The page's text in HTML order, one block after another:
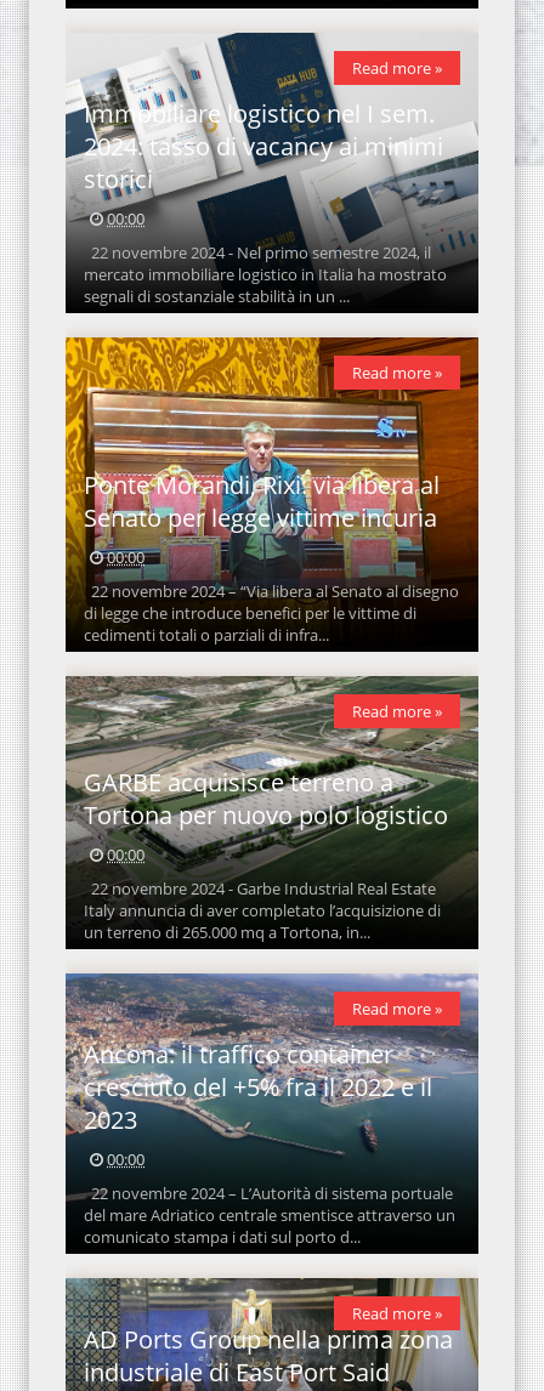
Immobiliare logistico nel I sem.
2024: tasso di vacancy ai minimi
storici
00:00
22 novembre 2024 - Nel primo semestre 2024, il
mercato immobiliare logistico in Italia ha mostrato
segnali di sostanziale stabilità in un ...
Read more »
Ponte Morandi, Rixi: via libera al
Senato per legge vittime incuria
00:00
22 novembre 2024 – “Via libera al Senato al disegno
di legge che introduce benefici per le vittime di
cedimenti totali o parziali di infra...
Read more »
GARBE acquisisce terreno a
Tortona per nuovo polo logistico
00:00
22 novembre 2024 - Garbe Industrial Real Estate
Italy annuncia di aver completato l’acquisizione di
un terreno di 265.000 mq a Tortona, in...
Read more »
Ancona: il traffico container
cresciuto del +5% fra il 2022 e il
2023
00:00
22 novembre 2024 – L’Autorità di sistema portuale
del mare Adriatico centrale smentisce attraverso un
comunicato stampa i dati sul porto d...
Read more »
AD Ports Group nella prima zona
industriale di East Port Said
Read more »